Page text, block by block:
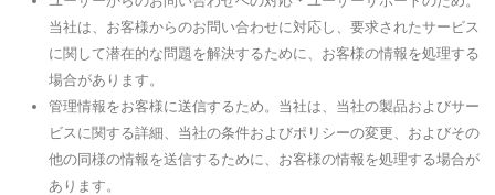
当社は、お客様からのお問い合わせに対応し、要求されたサービス
に関して潜在的な問題を解決するために、お客様の情報を処理する
場合があります。
管理情報をお客様に送信するため。当社は、当社の製品およびサー
ビスに関する詳細、当社の条件およびポリシーの変更、およびその
他の同様の情報を送信するために、お客様の情報を処理する場合が
あります。